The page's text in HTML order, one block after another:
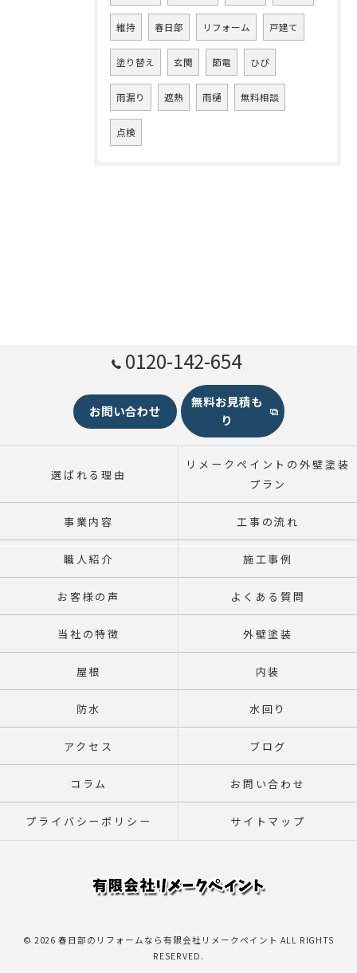
維持 春日部 リフォーム 戸建て
塗り替え 玄関 節電 ひび
雨漏り 遮熱 雨樋 無料相談
点検
0120-142-654
お問い合わせ
無料お見積も
り
選ばれる理由
リメークペイントの外壁塗装
プラン
事業内容 工事の流れ
職人紹介 施工事例
お客様の声 よくある質問
当社の特徴 外壁塗装
屋根 内装
防水 水回り
アクセス ブログ
コラム お問い合わせ
プライバシーポリシー サイトマップ
© 2026 春日部のリフォームなら有限会社リメークペイント ALL RIGHTS
RESERVED.